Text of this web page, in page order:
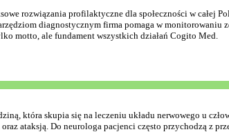
rozwiązania profilaktyczne dla społeczności w całej
diagnostycznym firma pomaga w monitorowaniu
motto, ale fundament wszystkich działań Cogito Med.
która skupia się na leczeniu układu nerwowego u
ataksją. Do neurologa pacjenci często przychodzą z